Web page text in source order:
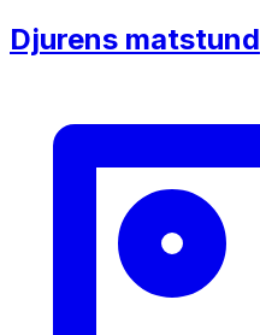
Djurens matstund